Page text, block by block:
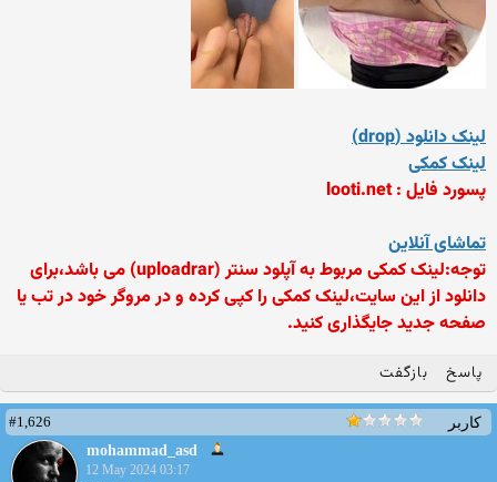
لینک دانلود (drop)
لینک کمکی
پسورد فایل : looti.net
تماشای آنلاین
توجه:لینک کمکی مربوط به آپلود سنتر (uploadrar) می باشد،برای
دانلود از این سایت،لینک کمکی را کپی کرده و در مروگر خود در تب یا
صفحه جدید جایگذاری کنید.
پاسخ بازگفت
کاربر
#1,626
mohammad_asd
12 May 2024 03:17